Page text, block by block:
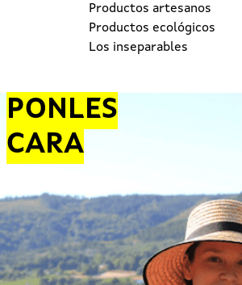
Productos artesanos
Productos ecológicos
Los inseparables
PONLES
CARA